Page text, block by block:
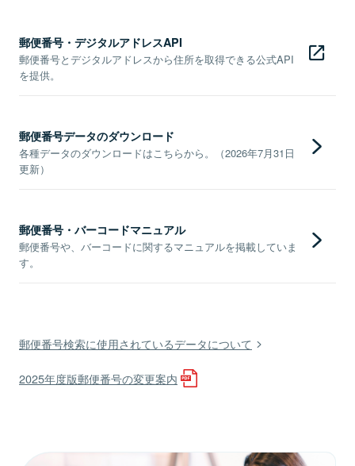
郵便番号・デジタルアドレスAPI
郵便番号とデジタルアドレスから住所を取得できる公式API
を提供。
郵便番号データのダウンロード
各種データのダウンロードはこちらから。（2026年7月31日
更新）
郵便番号・バーコードマニュアル
郵便番号や、バーコードに関するマニュアルを掲載していま
す。
郵便番号検索に使用されているデータについて
2025年度版郵便番号の変更案内